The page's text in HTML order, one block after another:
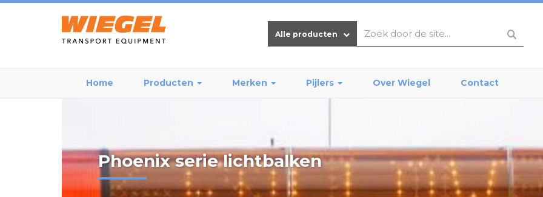
Alle producten
Home Producten Merken Pijlers Over Wiegel Contact
Phoenix serie lichtbalken